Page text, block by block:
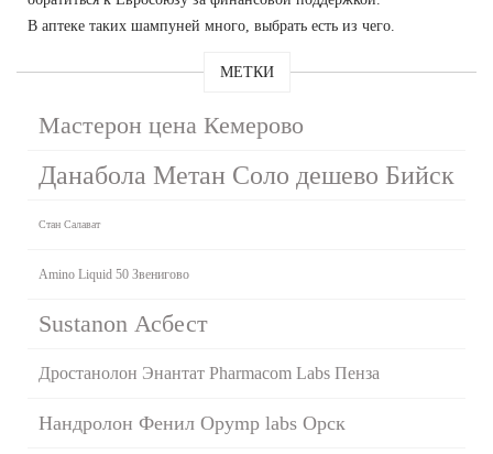
В аптеке таких шампуней много, выбрать есть из чего.
МЕТКИ
Мастерон цена Кемерово
Данабола Метан Соло дешево Бийск
Стан Салават
Amino Liquid 50 Звенигово
Sustanon Асбест
Дростанолон Энантат Pharmacom Labs Пенза
Нандролон Фенил Opymp labs Орск